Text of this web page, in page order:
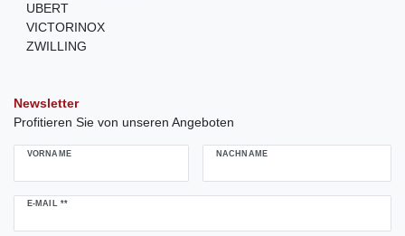
UBERT
VICTORINOX
ZWILLING
Newsletter
Profitieren Sie von unseren Angeboten
VORNAME NACHNAME
E-MAIL **
Newsletter